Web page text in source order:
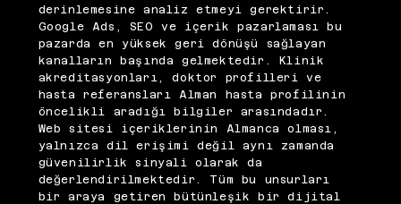
derinlemesine analiz etmeyi gerektirir.
Google Ads, SEO ve içerik pazarlaması bu
pazarda en yüksek geri dönüşü sağlayan
kanalların başında gelmektedir. Klinik
akreditasyonları, doktor profilleri ve
hasta referansları Alman hasta profilinin
öncelikli aradığı bilgiler arasındadır.
Web sitesi içeriklerinin Almanca olması,
yalnızca dil erişimi değil aynı zamanda
güvenilirlik sinyali olarak da
değerlendirilmektedir. Tüm bu unsurları
bir araya getiren bütünleşik bir dijital